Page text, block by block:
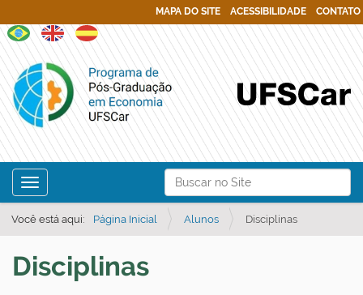
Busca
Busca Avançada…
MAPA DO SITE ACESSIBILIDADE CONTATO
Toggle navigation
Você está aqui: Página Inicial Alunos Disciplinas
Disciplinas